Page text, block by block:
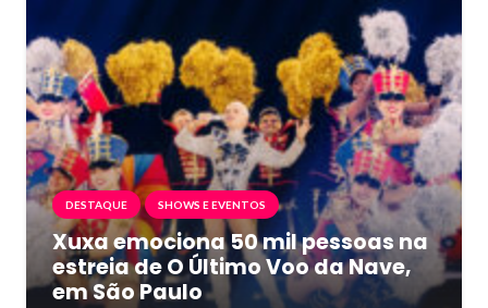
DESTAQUE SHOWS E EVENTOS
Xuxa emociona 50 mil pessoas na
estreia de O Último Voo da Nave,
em São Paulo